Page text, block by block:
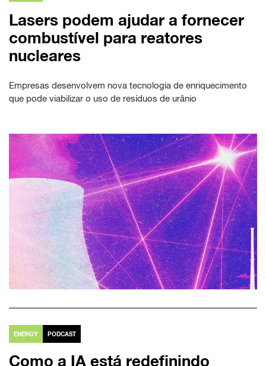
Lasers podem ajudar a fornecer
combustível para reatores
nucleares
Empresas desenvolvem nova tecnologia de enriquecimento
que pode viabilizar o uso de resíduos de urânio
ENERGY PODCAST
Como a IA está redefinindo